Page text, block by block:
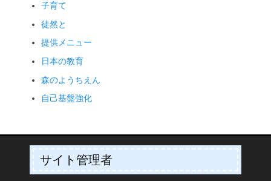
子育て
徒然と
提供メニュー
日本の教育
森のようちえん
自己基盤強化
サイト管理者